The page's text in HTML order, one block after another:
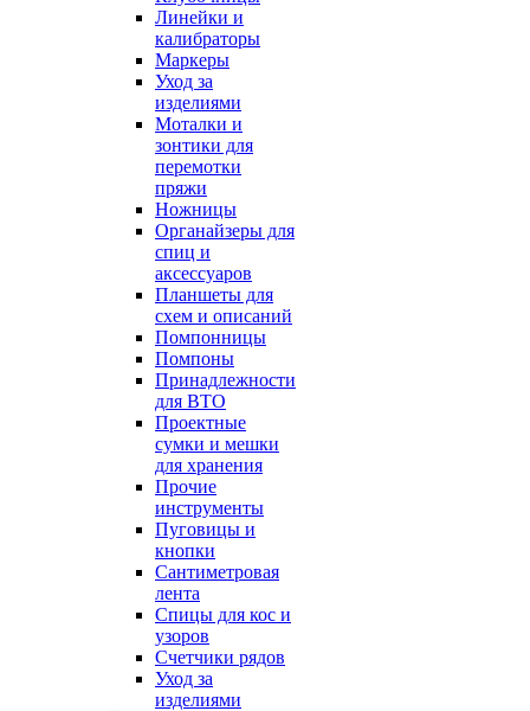
Линейки и
калибраторы
Маркеры
Уход за
изделиями
Моталки и
зонтики для
перемотки
пряжи
Ножницы
Органайзеры для
спиц и
аксессуаров
Планшеты для
схем и описаний
Помпонницы
Помпоны
Принадлежности
для ВТО
Проектные
сумки и мешки
для хранения
Прочие
инструменты
Пуговицы и
кнопки
Сантиметровая
лента
Спицы для кос и
узоров
Счетчики рядов
Уход за
изделиями